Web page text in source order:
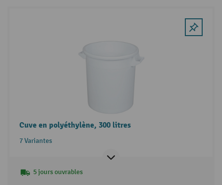
Cuve en polyéthylène, 300 litres
7 Variantes
5 jours ouvrables